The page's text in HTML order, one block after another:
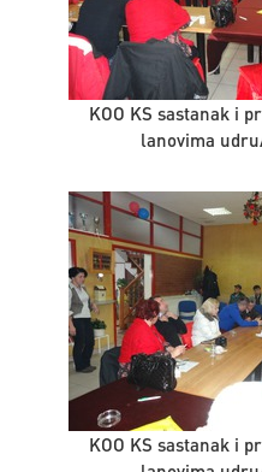
KOO KS sastanak i
lanovima
KOO KS sastanak i